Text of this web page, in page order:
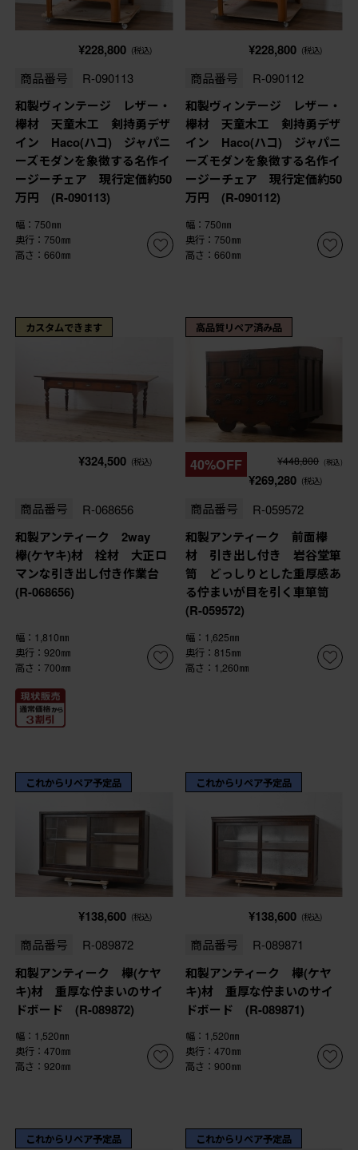
¥228,800 (税込)
商品番号 R-090113
和製ヴィンテージ レザー・
欅材 天童木工 剣持勇デザ
イン Haco(ハコ) ジャパニ
ーズモダンを象徴する名作イ
ージーチェア 現行定価約50
万円 (R-090113)
幅：750㎜
奥行：750㎜
高さ：660㎜
¥228,800 (税込)
商品番号 R-090112
和製ヴィンテージ レザー・
欅材 天童木工 剣持勇デザ
イン Haco(ハコ) ジャパニ
ーズモダンを象徴する名作イ
ージーチェア 現行定価約50
万円 (R-090112)
幅：750㎜
奥行：750㎜
高さ：660㎜
カスタムできます
¥324,500 (税込)
商品番号 R-068656
和製アンティーク 2way
欅(ケヤキ)材 栓材 大正ロ
マンな引き出し付き作業台
(R-068656)
幅：1,810㎜
奥行：920㎜
高さ：700㎜
高品質リペア済み品
40%OFF ¥448,800 (税込)
¥269,280 (税込)
商品番号 R-059572
和製アンティーク 前面欅
材 引き出し付き 岩谷堂箪
笥 どっしりとした重厚感あ
る佇まいが目を引く車箪笥
(R-059572)
幅：1,625㎜
奥行：815㎜
高さ：1,260㎜
これからリペア予定品
¥138,600 (税込)
商品番号 R-089872
和製アンティーク 欅(ケヤ
キ)材 重厚な佇まいのサイ
ドボード (R-089872)
幅：1,520㎜
奥行：470㎜
高さ：920㎜
これからリペア予定品
¥138,600 (税込)
商品番号 R-089871
和製アンティーク 欅(ケヤ
キ)材 重厚な佇まいのサイ
ドボード (R-089871)
幅：1,520㎜
奥行：470㎜
高さ：900㎜
これからリペア予定品 これからリペア予定品